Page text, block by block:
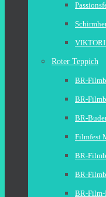
Roter Teppich
BR-
BR-
BR-
Filmfest
BR-
BR-
BR-